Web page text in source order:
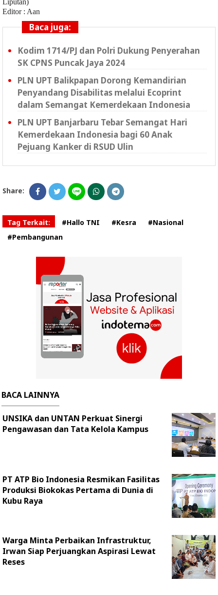
Editor : Aan
Baca juga:
Kodim 1714/PJ dan Polri Dukung Penyerahan
SK CPNS Puncak Jaya 2024
PLN UPT Balikpapan Dorong Kemandirian
Penyandang Disabilitas melalui Ecoprint
dalam Semangat Kemerdekaan Indonesia
PLN UPT Banjarbaru Tebar Semangat Hari
Kemerdekaan Indonesia bagi 60 Anak
Pejuang Kanker di RSUD Ulin
Share:
Tag Terkait: #Hallo TNI #Kesra
#Nasional
#Pembangunan
BACA LAINNYA
UNSIKA dan UNTAN Perkuat Sinergi
Pengawasan dan Tata Kelola Kampus
PT ATP Bio Indonesia Resmikan Fasilitas
Produksi Biokokas Pertama di Dunia di
Kubu Raya
Warga Minta Perbaikan Infrastruktur,
Irwan Siap Perjuangkan Aspirasi Lewat
Reses